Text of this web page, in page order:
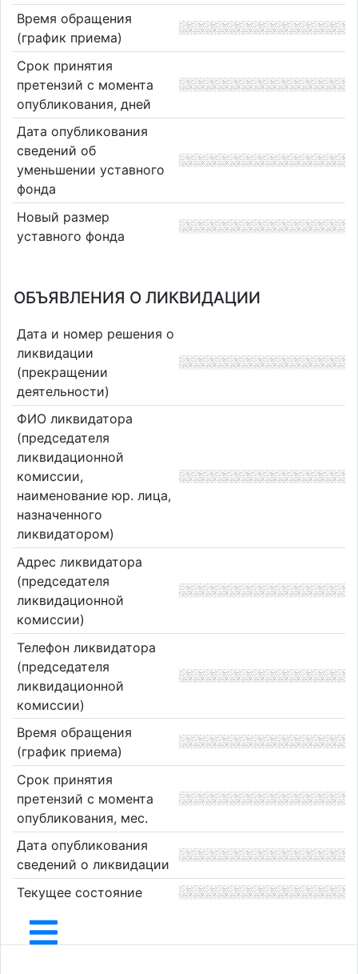
Время обращения
(график приема)
Срок принятия
претензий с момента
опубликования, дней
Дата опубликования
сведений об
уменьшении уставного
фонда
Новый размер
уставного фонда
ОБЪЯВЛЕНИЯ О ЛИКВИДАЦИИ
Дата и номер решения о
ликвидации
(прекращении
деятельности)
ФИО ликвидатора
(председателя
ликвидационной
комиссии,
наименование юр. лица,
назначенного
ликвидатором)
Адрес ликвидатора
(председателя
ликвидационной
комиссии)
Телефон ликвидатора
(председателя
ликвидационной
комиссии)
Время обращения
(график приема)
Срок принятия
претензий с момента
опубликования, мес.
Дата опубликования
сведений о ликвидации
Текущее состояние